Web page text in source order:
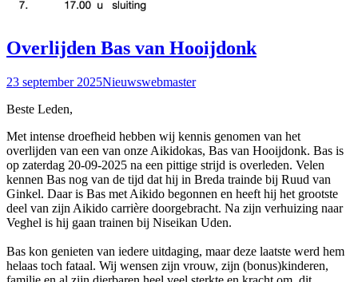
Overlijden Bas van Hooijdonk
23 september 2025Nieuwswebmaster
Beste Leden,
Met intense droefheid hebben wij kennis genomen van het
overlijden van een van onze Aikidokas, Bas van Hooijdonk. Bas is
op zaterdag 20-09-2025 na een pittige strijd is overleden. Velen
kennen Bas nog van de tijd dat hij in Breda trainde bij Ruud van
Ginkel. Daar is Bas met Aikido begonnen en heeft hij het grootste
deel van zijn Aikido carrière doorgebracht. Na zijn verhuizing naar
Veghel is hij gaan trainen bij Niseikan Uden.
Bas kon genieten van iedere uitdaging, maar deze laatste werd hem
helaas toch fataal. Wij wensen zijn vrouw, zijn (bonus)kinderen,